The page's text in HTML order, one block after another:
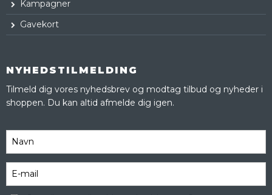
Kampagner
Gavekort
NYHEDSTILMELDING
Tilmeld dig vores nyhedsbrev og modtag tilbud og nyheder i
shoppen. Du kan altid afmelde dig igen.